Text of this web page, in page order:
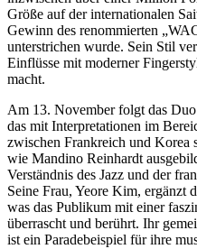
Größe auf der internationalen
Gewinn des renommierten
unterstrichen wurde. Sein Stil
Einflüsse mit moderner
macht.
Am 13. November folgt das Duo
das mit Interpretationen im
zwischen Frankreich und Korea
wie Mandino Reinhardt
Verständnis des Jazz und der
Seine Frau, Yeore Kim, ergänzt
was das Publikum mit einer
überrascht und berührt. Ihr
ist ein Paradebeispiel für ihre